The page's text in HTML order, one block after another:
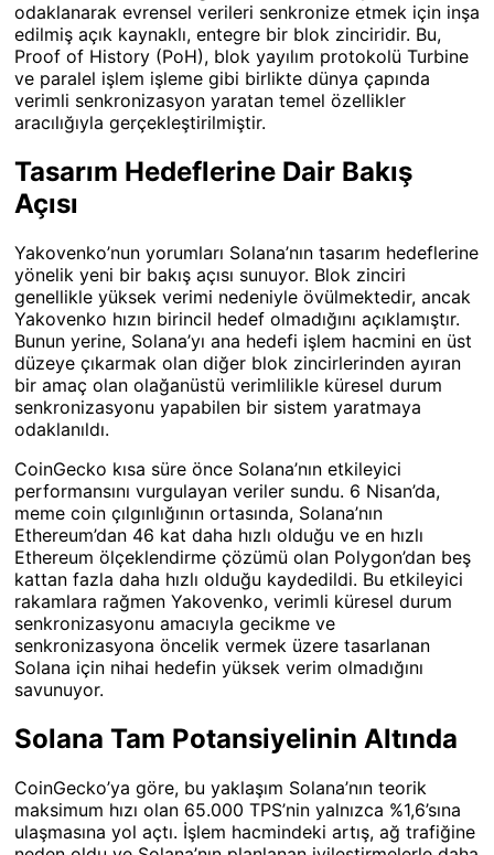
odaklanarak evrensel verileri senkronize etmek için inşa
edilmiş açık kaynaklı, entegre bir blok zinciridir. Bu,
Proof of History (PoH), blok yayılım protokolü Turbine
ve paralel işlem işleme gibi birlikte dünya çapında
verimli senkronizasyon yaratan temel özellikler
aracılığıyla gerçekleştirilmiştir.
Tasarım Hedeflerine Dair Bakış
Açısı
Yakovenko’nun yorumları Solana’nın tasarım hedeflerine
yönelik yeni bir bakış açısı sunuyor. Blok zinciri
genellikle yüksek verimi nedeniyle övülmektedir, ancak
Yakovenko hızın birincil hedef olmadığını açıklamıştır.
Bunun yerine, Solana’yı ana hedefi işlem hacmini en üst
düzeye çıkarmak olan diğer blok zincirlerinden ayıran
bir amaç olan olağanüstü verimlilikle küresel durum
senkronizasyonu yapabilen bir sistem yaratmaya
odaklanıldı.
CoinGecko kısa süre önce Solana’nın etkileyici
performansını vurgulayan veriler sundu. 6 Nisan’da,
meme coin çılgınlığının ortasında, Solana’nın
Ethereum’dan 46 kat daha hızlı olduğu ve en hızlı
Ethereum ölçeklendirme çözümü olan Polygon’dan beş
kattan fazla daha hızlı olduğu kaydedildi. Bu etkileyici
rakamlara rağmen Yakovenko, verimli küresel durum
senkronizasyonu amacıyla gecikme ve
senkronizasyona öncelik vermek üzere tasarlanan
Solana için nihai hedefin yüksek verim olmadığını
savunuyor.
Solana Tam Potansiyelinin Altında
CoinGecko’ya göre, bu yaklaşım Solana’nın teorik
maksimum hızı olan 65.000 TPS’nin yalnızca %1,6’sına
ulaşmasına yol açtı. İşlem hacmindeki artış, ağ trafiğine